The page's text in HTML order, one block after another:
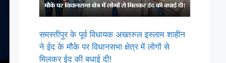
समस्तीपुर के पूर्व विधायक अख्तरुल इस्लाम शाहीन
ने ईद के मौके पर विधानसभा क्षेत्र में लोगों से
मिलकर ईद की बधाई दी!